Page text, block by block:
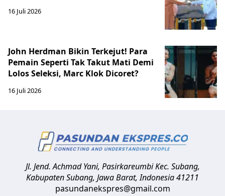
16 Juli 2026
John Herdman Bikin Terkejut! Para
Pemain Seperti Tak Takut Mati Demi
Lolos Seleksi, Marc Klok Dicoret?
16 Juli 2026
Jl. Jend. Achmad Yani, Pasirkareumbi Kec. Subang,
Kabupaten Subang, Jawa Barat,Indonesia41211
pasundanekspres@gmail.com